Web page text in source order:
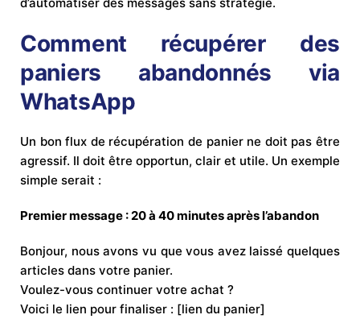
Comment récupérer des
paniers abandonnés via
WhatsApp
Un bon flux de récupération de panier ne doit pas être
agressif. Il doit être opportun, clair et utile. Un exemple
simple serait :
Premier message : 20 à 40 minutes après l’abandon
Bonjour, nous avons vu que vous avez laissé quelques
articles dans votre panier.
Voulez-vous continuer votre achat ?
Voici le lien pour finaliser : [lien du panier]